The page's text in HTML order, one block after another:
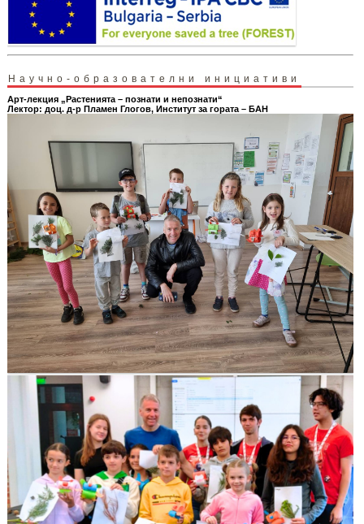
Научно-образователни инициативи
Арт-лекция „Растенията – познати и непознати“
Лектор: доц. д-р Пламен Глогов, Институт за гората – БАН